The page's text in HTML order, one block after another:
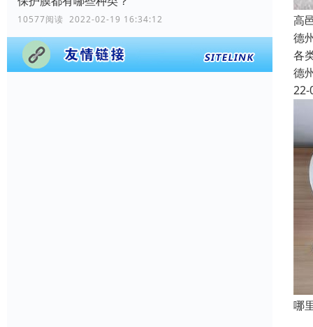
10577阅读 2022-02-19 16:34:12
高
德
各
德
22-
哪